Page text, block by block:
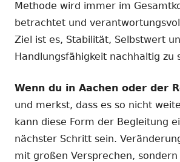
Methode wird immer im
betrachtet und
Ziel ist es, Stabilität, Selbstwert
Handlungsfähigkeit nachhaltig zu
Wenn du in Aachen oder der
und merkst, dass es so nicht
kann diese Form der Begleitung
nächster Schritt sein.
mit großen Versprechen,